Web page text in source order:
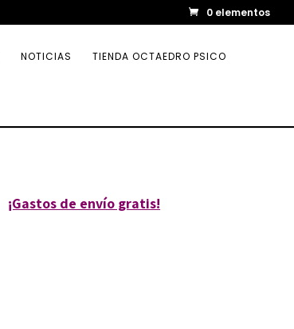
0 elementos
NOTICIAS TIENDA OCTAEDRO PSICO
¡Gastos de envío gratis!